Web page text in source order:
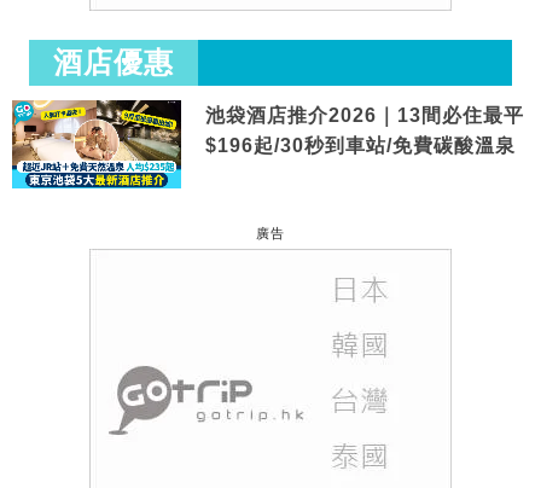
酒店優惠
池袋酒店推介2026｜13間必住最平
$196起/30秒到車站/免費碳酸溫泉
廣告